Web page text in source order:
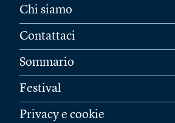
Chi siamo
Contattaci
Sommario
Festival
Privacy e cookie